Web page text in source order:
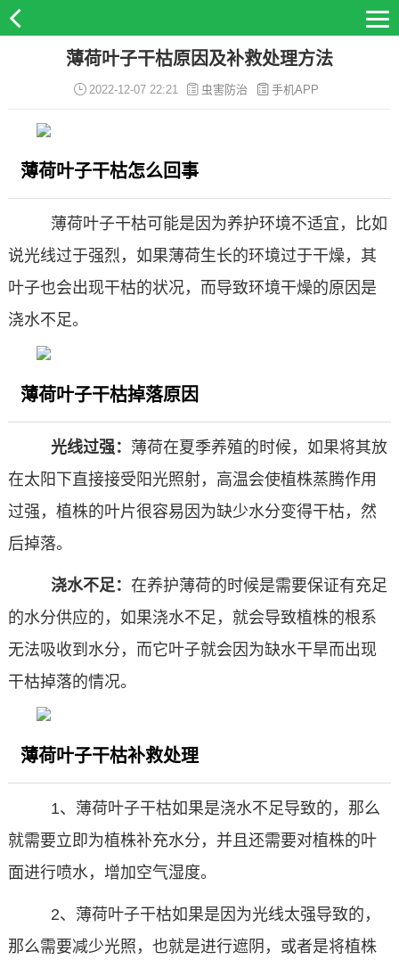
薄荷叶子干枯原因及补救处理方法
2022-12-07 22:21 虫害防治 手机APP
薄荷叶子干枯怎么回事
薄荷叶子干枯可能是因为养护环境不适宜，比如
说光线过于强烈，如果薄荷生长的环境过于干燥，其
叶子也会出现干枯的状况，而导致环境干燥的原因是
浇水不足。
薄荷叶子干枯掉落原因
光线过强： 薄荷在夏季养殖的时候，如果将其放
在太阳下直接接受阳光照射，高温会使植株蒸腾作用
过强，植株的叶片很容易因为缺少水分变得干枯，然
后掉落。
浇水不足： 在养护薄荷的时候是需要保证有充足
的水分供应的，如果浇水不足，就会导致植株的根系
无法吸收到水分，而它叶子就会因为缺水干旱而出现
干枯掉落的情况。
薄荷叶子干枯补救处理
1、薄荷叶子干枯如果是浇水不足导致的，那么
就需要立即为植株补充水分，并且还需要对植株的叶
面进行喷水，增加空气湿度。
2、薄荷叶子干枯如果是因为光线太强导致的，
那么需要减少光照，也就是进行遮阴，或者是将植株